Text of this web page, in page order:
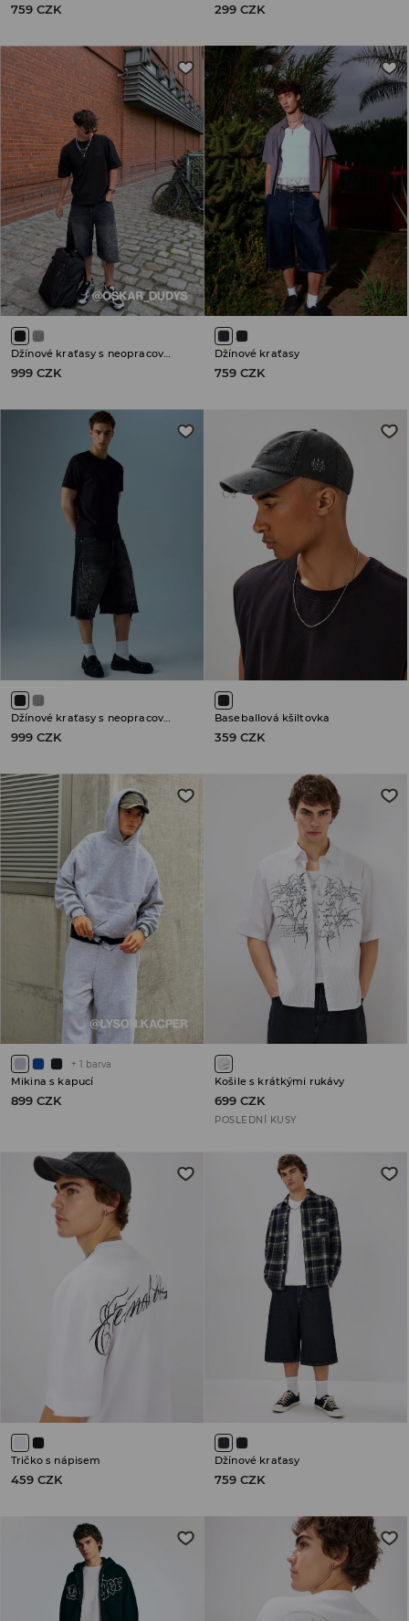
759 CZK 299 CZK
Džínové kraťasy s neopracovanými lemy
999 CZK
Džínové kraťasy
759 CZK
999 CZK
Baseballová kšiltovka
359 CZK
+ 1 barva
Mikina s kapucí
899 CZK
Košile s krátkými rukávy
699 CZK
POSLEDNÍ KUSY
Tričko s nápisem
459 CZK
Džínové kraťasy
759 CZK